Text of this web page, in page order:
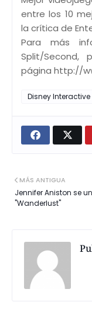
entre los 10
la crítica de
Para más
Split/Second,
página http://
Disney Interactive
MÁS ANTIGUA
Jennifer Aniston se
"Wanderlust"